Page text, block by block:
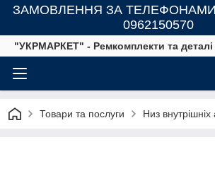
ЗАМОВЛЕННЯ ЗА ТЕЛЕФОНАМИ:
0962150570
"УКРМАРКЕТ" - Ремкомплекти та деталі
Товари та послуги Низ внутрішніх